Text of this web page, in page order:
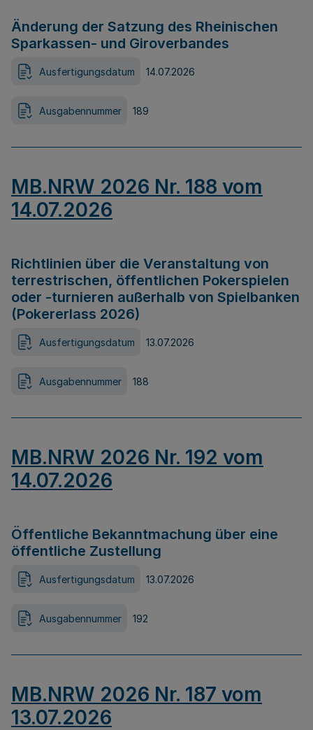
Änderung der Satzung des Rheinischen
Sparkassen- und Giroverbandes
Ausfertigungsdatum 14.07.2026
Ausgabennummer 189
MB.NRW 2026 Nr. 188 vom
14.07.2026
Richtlinien über die Veranstaltung von
terrestrischen, öffentlichen Pokerspielen
oder -turnieren außerhalb von Spielbanken
(Pokererlass 2026)
Ausfertigungsdatum 13.07.2026
Ausgabennummer 188
MB.NRW 2026 Nr. 192 vom
14.07.2026
Öffentliche Bekanntmachung über eine
öffentliche Zustellung
Ausfertigungsdatum 13.07.2026
Ausgabennummer 192
MB.NRW 2026 Nr. 187 vom
13.07.2026